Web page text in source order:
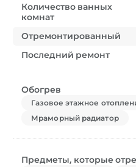
Количество ванных
комнат
Отремонтированный
Последний ремонт
Обогрев
Газовое этажное
Мраморный радиатор
Предметы, которые